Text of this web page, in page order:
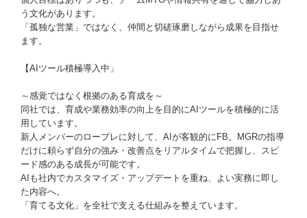
う文化があります。
「孤独な営業」ではなく、仲間と切磋琢磨しながら成果を目指せ
ます。
【AIツール積極導入中」
～感覚ではなく根拠のある育成を～
同社では、育成や業務効率の向上を目的にAIツールを積極的に活
用しています。
新人メンバーのロープレに対して、AIが客観的にFB。MGRの指導
だけに頼らず自分の強み・改善点をリアルタイムで把握し、スピ
ード感のある成長が可能です。
AIも社内でカスタマイズ・アップデートを重ね、よい実務に即し
た内容へ。
「育てる文化」を全社で支える仕組みを整えています。